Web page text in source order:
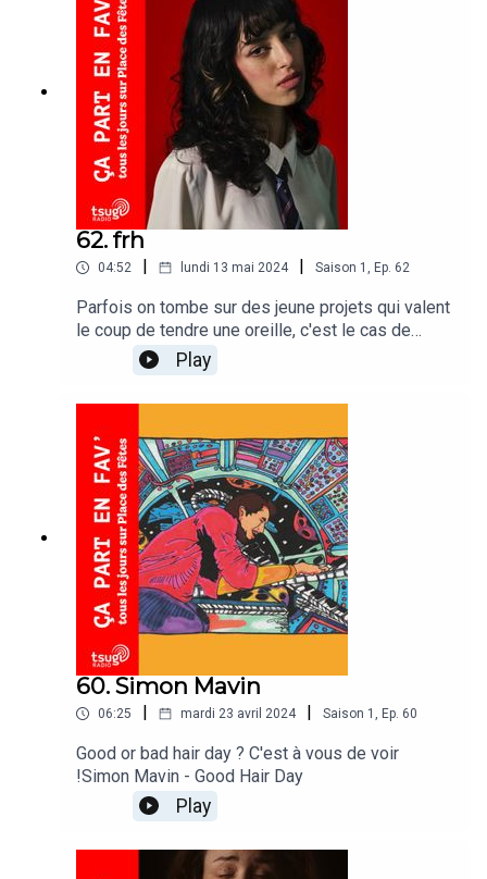
62. frh
04:52 | lundi 13 mai 2024 | Saison 1 , Ep. 62
Parfois on tombe sur des jeune projets qui valent
le coup de tendre une oreille, c'est le cas de
Frh.Frh - my favorite sweater
Play
60. Simon Mavin
06:25 mardi 23 avril 2024 Saison 1 , Ep. 60
Good or bad hair day ? C'est à vous de voir
!Simon Mavin - Good Hair Day
Play